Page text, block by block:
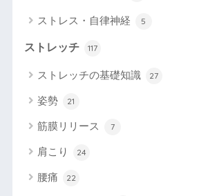
ストレス・自律神経 5
ストレッチ 117
ストレッチの基礎知識 27
姿勢 21
筋膜リリース 7
肩こり 24
腰痛 22